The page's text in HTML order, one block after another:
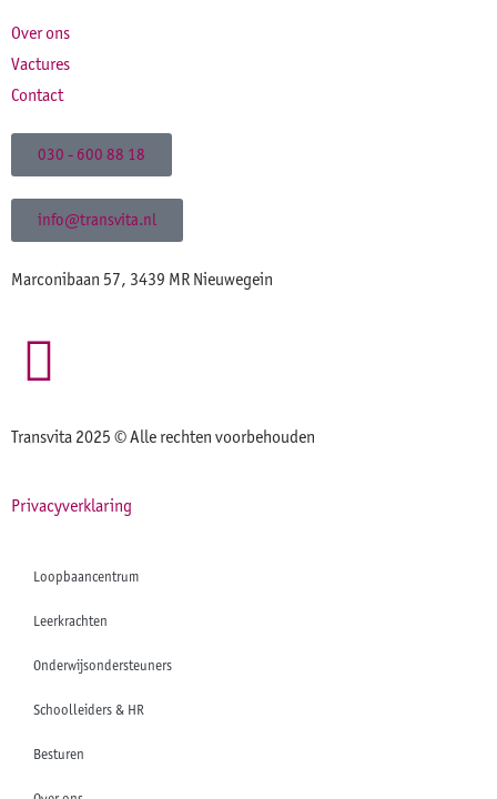
Over ons
Vactures
Contact
030 - 600 88 18
info@transvita.nl
Marconibaan 57, 3439 MR Nieuwegein
Transvita 2025 © Alle rechten voorbehouden
Privacyverklaring
Loopbaancentrum
Leerkrachten
Onderwijsondersteuners
Schoolleiders & HR
Besturen